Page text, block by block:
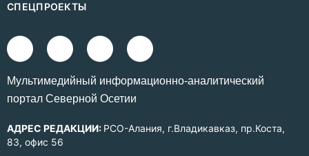
СПЕЦПРОЕКТЫ
Mультимедийный информационно-аналитический
портал Северной Осетии
АДРЕС РЕДАКЦИИ: РСО-Алания, г.Владикавказ, пр.Коста,
83, офис 56